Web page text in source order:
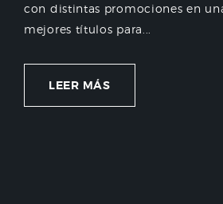
con distintas promociones en
mejores títulos para...
LEER MÁS